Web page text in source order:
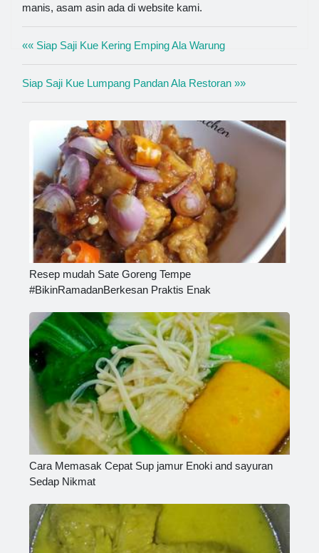
manis, asam asin ada di website kami.
«« Siap Saji Kue Kering Emping Ala Warung
Siap Saji Kue Lumpang Pandan Ala Restoran »»
Resep mudah Sate Goreng Tempe
#BikinRamadanBerkesan Praktis Enak
Cara Memasak Cepat Sup jamur Enoki and sayuran
Sedap Nikmat